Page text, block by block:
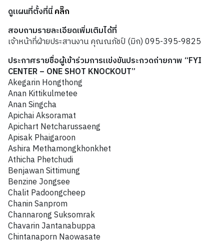
ดูแผนที่ตั้งที่นี่คลิ๊ก
สอบถามรายละเอียดเพิ่มเติมได้ที่
เจ้าหน้าที่ฝ่ายประสานงาน คุณณภัชป์ (มิก) 095-395-9825
ประกาศรายชื่อผู้เข้าร่วมการแข่งขันประกวดถ่ายภาพ “FYI
CENTER – ONE SHOT KNOCKOUT”
Akegarin Hongthong
Anan Kittikulmetee
Anan Singcha
Apichai Aksoramat
Apichart Netcharussaeng
Apisak Phaigaroon
Ashira Methamongkhonkhet
Athicha Phetchudi
Benjawan Sittimung
Benzine Jongsee
Chalit Padoongcheep
Chanin Sanprom
Channarong Suksomrak
Chavarin Jantanabuppa
Chintanaporn Naowasate